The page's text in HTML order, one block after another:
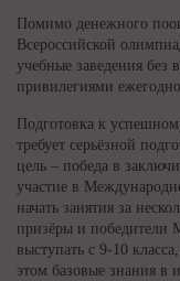
Помимо денежного
Всероссийской
учебные заведения без
привилегиями
Подготовка к
требует серьёзной
цель – победа в
участие в
начать занятия за
призёры и победители
выступать с 9-10
этом базовые знания в